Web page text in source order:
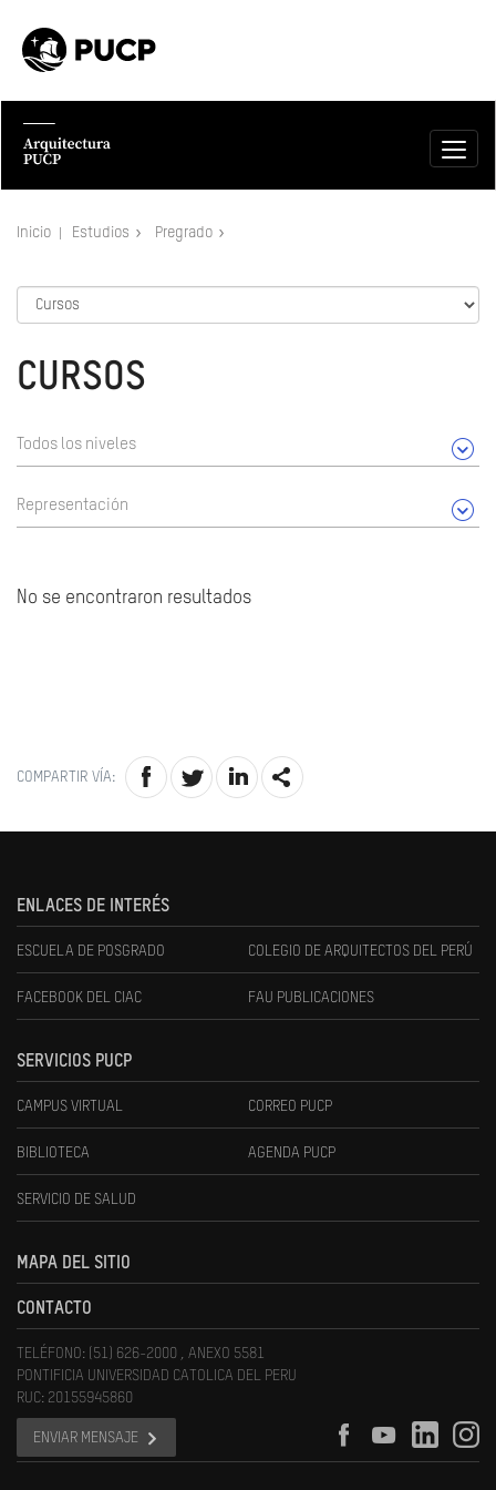
Inicio Estudios Pregrado
CURSOS
Todos los niveles
Representación
No se encontraron resultados
COMPARTIR VÍA:
ENLACES DE INTERÉS
ESCUELA DE POSGRADO COLEGIO DE ARQUITECTOS DEL PERÚ
FACEBOOK DEL CIAC FAU PUBLICACIONES
SERVICIOS PUCP
CAMPUS VIRTUAL CORREO PUCP
BIBLIOTECA AGENDA PUCP
SERVICIO DE SALUD
MAPA DEL SITIO
CONTACTO
TELÉFONO: (51) 626-2000 , ANEXO 5581
PONTIFICIA UNIVERSIDAD CATOLICA DEL PERU
RUC: 20155945860
ENVIAR MENSAJE